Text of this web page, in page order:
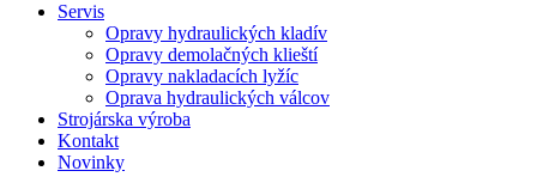
Servis
Opravy hydraulických kladív
Opravy demolačných klieští
Opravy nakladacích lyžíc
Oprava hydraulických válcov
Strojárska výroba
Kontakt
Novinky